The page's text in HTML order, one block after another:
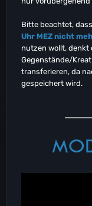
Bitte beachtet, dass
Uhr MEZ nicht
nutzen wollt, denkt
Gegenstände/
transferieren, da
gespeichert wird.